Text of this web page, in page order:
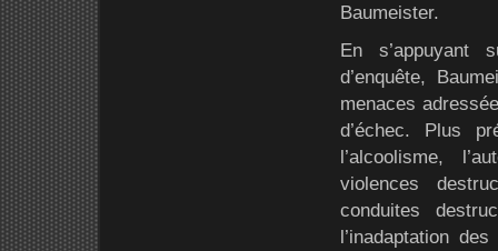
Baumeister.
En s’appuyant
d’enquête,
menaces
d’échec. Plus
l’alcoolisme,
violences
conduites
l’inadaptation